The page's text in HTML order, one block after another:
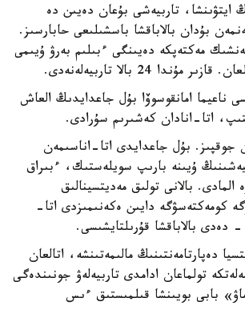
ايتۋىنشا، تاربيەشى بۇعان دەيىن دە
بۇدان بالاباقشا باسشىلىعى حابارسىز.
مەكتەپكە دەيىنگى ءبىلىم بەرۋ ۇيىمى
24 بالا تاربيەلەنەدى.
ناعيما امانقوسوۆا بۇل جاعدايدىڭ العاش
اتا-انادان كەشىرىم سۇرادى.
جوقپىز. بۇل جاعدايدى اتا-اناسىمەن
ۇيىنە بارىپ سويلەستىك، ءبىراق
بالانى تولىق مەديتسينالىق
كومەكتەسۋگە دايىن ەكەنىمىزدى اتا-
- دەدى بالاباقشا قۇرىلتايشىسى.
دەپارتامەنتىنىڭ مالىمەتىنشە، اتالعان
تولماعان ادامدى تاربيەلەۋ جونىندەگى
بابى بويىنشا قىلمىستىق ءىس